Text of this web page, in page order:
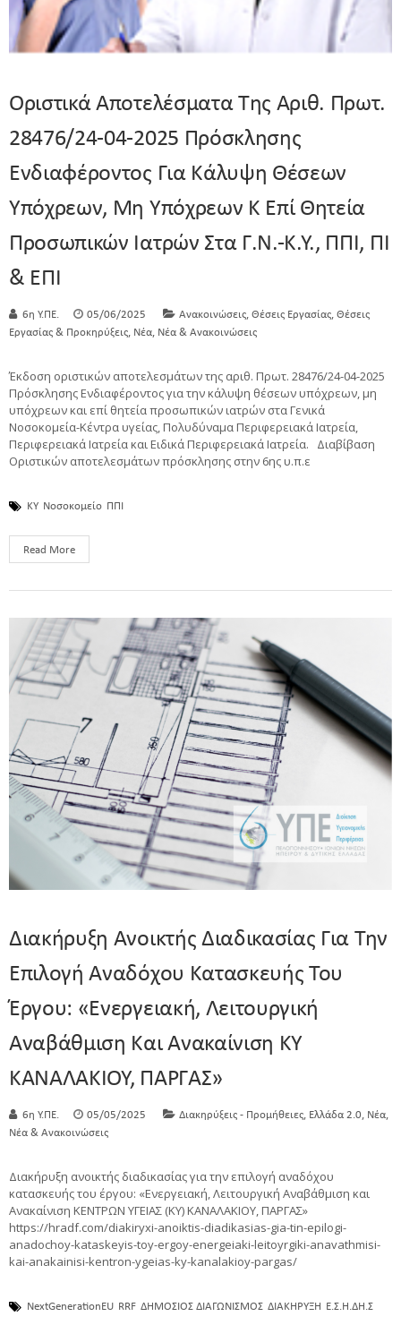
Οριστικά Αποτελέσματα Της Αριθ. Πρωτ.
28476/24-04-2025 Πρόσκλησης
Ενδιαφέροντος Για Κάλυψη Θέσεων
Υπόχρεων, Μη Υπόχρεων Κ Επί Θητεία
Προσωπικών Ιατρών Στα Γ.Ν.-Κ.Υ., ΠΠΙ, ΠΙ
& ΕΠΙ
6η Υ.ΠΕ. 05/06/2025 Ανακοινώσεις, Θέσεις Εργασίας, Θέσεις
Εργασίας & Προκηρύξεις, Νέα, Νέα & Ανακοινώσεις
Έκδοση οριστικών αποτελεσμάτων της αριθ. Πρωτ. 28476/24-04-2025
Πρόσκλησης Ενδιαφέροντος για την κάλυψη θέσεων υπόχρεων, μη
υπόχρεων και επί θητεία προσωπικών ιατρών στα Γενικά
Νοσοκομεία-Κέντρα υγείας, Πολυδύναμα Περιφερειακά Ιατρεία,
Περιφερειακά Ιατρεία και Ειδικά Περιφερειακά Ιατρεία. Διαβίβαση
Οριστικών αποτελεσμάτων πρόσκλησης στην 6ης υ.π.ε
ΚΥ Νοσοκομείο ΠΠΙ
Read More
Διακήρυξη Ανοικτής Διαδικασίας Για Την
Επιλογή Αναδόχου Κατασκευής Του
Έργου: «Ενεργειακή, Λειτουργική
Αναβάθμιση Και Ανακαίνιση ΚΥ
KANΑΛΑΚΙΟΥ, ΠΑΡΓΑΣ»
6η Υ.ΠΕ. 05/05/2025 Διακηρύξεις - Προμήθειες, Ελλάδα 2.0, Νέα,
Νέα & Ανακοινώσεις
Διακήρυξη ανοικτής διαδικασίας για την επιλογή αναδόχου
κατασκευής του έργου: «Ενεργειακή, Λειτουργική Αναβάθμιση και
Ανακαίνιση ΚΕΝΤΡΩΝ ΥΓΕΙΑΣ (ΚΥ) KANΑΛΑΚΙΟΥ, ΠΑΡΓΑΣ»
https://hradf.com/diakiryxi-anoiktis-diadikasias-gia-tin-epilogi-
anadochoy-kataskeyis-toy-ergoy-energeiaki-leitoyrgiki-anavathmisi-
kai-anakainisi-kentron-ygeias-ky-kanalakioy-pargas/
NextGenerationEU RRF ΔΗΜΟΣΙΟΣ ΔΙΑΓΩΝΙΣΜΟΣ ΔΙΑΚΗΡΥΞΗ Ε.Σ.Η.ΔΗ.Σ